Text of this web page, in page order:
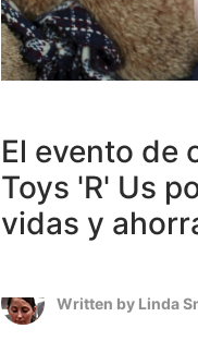
El evento de
Toys 'R' Us
vidas y
Written by Linda